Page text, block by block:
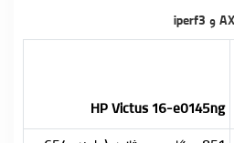
HP Victus 16-e0145ng